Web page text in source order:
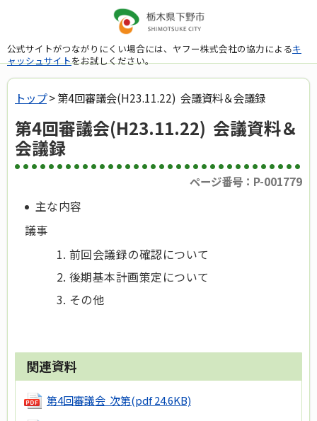
公式サイトがつながりにくい場合には、ヤフー株式会社の協力によるキ
ャッシュサイトをお試しください。
トップ> 第4回審議会(H23.11.22) 会議資料＆会議録
第4回審議会(H23.11.22) 会議資料＆
会議録
ページ番号：P-001779
主な内容
議事
前回会議録の確認について
後期基本計画策定について
その他
関連資料
第4回審議会 次第(pdf 24.6KB)